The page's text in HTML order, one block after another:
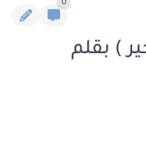
0
) بقلم